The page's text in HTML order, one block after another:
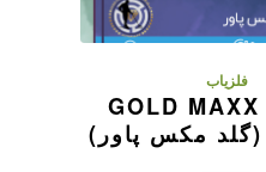
فلزیاب
فلزیاب GOLD MAXX